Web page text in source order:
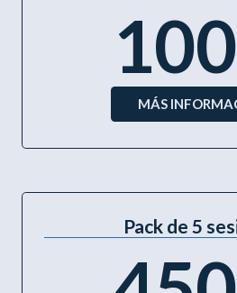
MÁS
Pack de 5